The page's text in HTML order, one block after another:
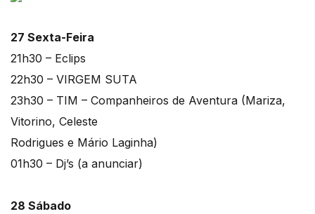
27 Sexta-Feira
21h30 – Eclips
22h30 – VIRGEM SUTA
23h30 – TIM – Companheiros de Aventura (Mariza,
Vitorino, Celeste
Rodrigues e Mário Laginha)
01h30 – Dj’s (a anunciar)
28 Sábado